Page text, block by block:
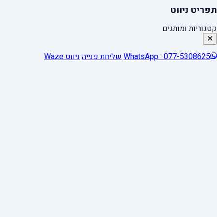
תפריט ניווט
קטגוריות ומותגים
✕
WhatsApp · 077-5308625שליחת פנייהניווט Waze